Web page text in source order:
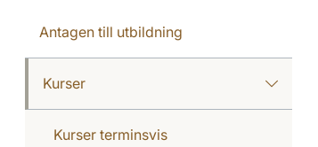
Antagen till utbildning
Kurser
Kurser terminsvis